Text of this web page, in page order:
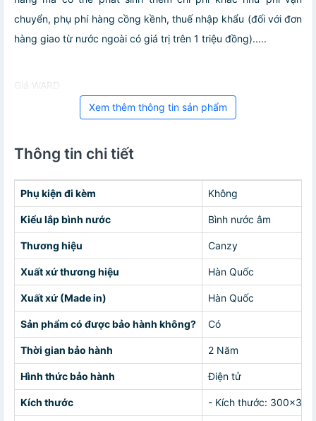
chuyển, phụ phí hàng cồng kềnh, thuế nhập khẩu (đối với đơn
hàng giao từ nước ngoài có giá trị trên 1 triệu đồng).....
Giá WARD
Xem thêm thông tin sản phẩm
Thông tin chi tiết
Phụ kiện đi kèm Không
Kiểu lắp bình nước Bình nước âm
Thương hiệu Canzy
Xuất xứ thương hiệu Hàn Quốc
Xuất xứ (Made in) Hàn Quốc
Sản phẩm có được bảo hành không? Có
Thời gian bảo hành 2 Năm
Hình thức bảo hành Điện tử
Kích thước - Kích thước: